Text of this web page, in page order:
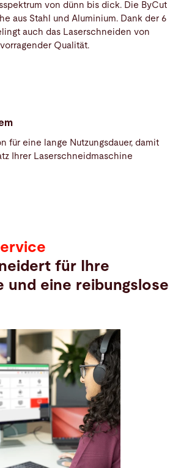
von dünn bis dick. Die ByCut
aus Stahl und Aluminium. Dank der 6
auch das Laserschneiden von
Qualität.
für eine lange Nutzungsdauer, damit
Ihrer Laserschneidmaschine
für Ihre
und eine reibungslose